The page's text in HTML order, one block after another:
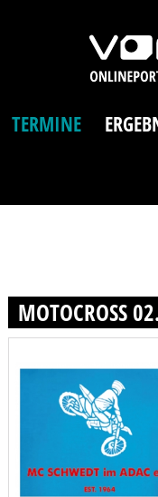
TERMINE
MOTOCROSS